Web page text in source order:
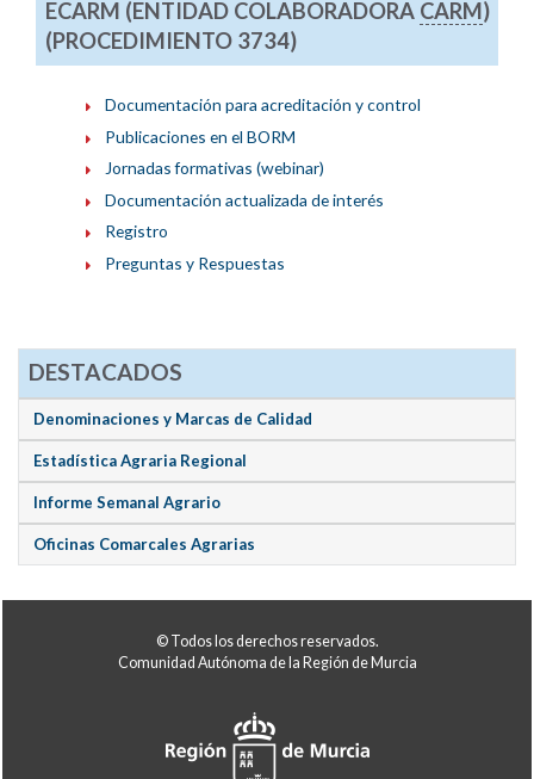
ECARM (ENTIDAD COLABORADORA CARM)
(PROCEDIMIENTO 3734)
Documentación para acreditación y control
Publicaciones en el BORM
Jornadas formativas (webinar)
Documentación actualizada de interés
Registro
Preguntas y Respuestas
DESTACADOS
Denominaciones y Marcas de Calidad
Estadística Agraria Regional
Informe Semanal Agrario
Oficinas Comarcales Agrarias
© Todos los derechos reservados.
Comunidad Autónoma de la Región de Murcia